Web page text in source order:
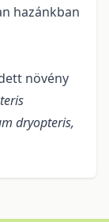
hazánkban
növény
dryopteris,